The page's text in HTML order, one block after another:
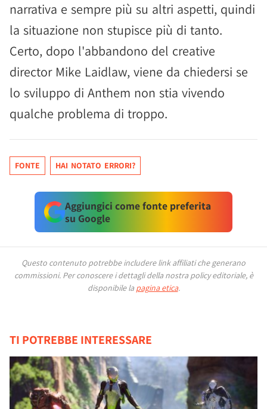
narrativa e sempre più su altri aspetti, quindi
la situazione non stupisce più di tanto.
Certo, dopo l'abbandono del creative
director Mike Laidlaw, viene da chiedersi se
lo sviluppo di Anthem non stia vivendo
qualche problema di troppo.
FONTE HAI NOTATO ERRORI?
Aggiungici come fonte preferita
su Google
Questo contenuto potrebbe includere link affiliati che generano
commissioni. Per conoscere i dettagli della nostra policy editoriale, è
disponibile la pagina etica.
TI POTREBBE INTERESSARE